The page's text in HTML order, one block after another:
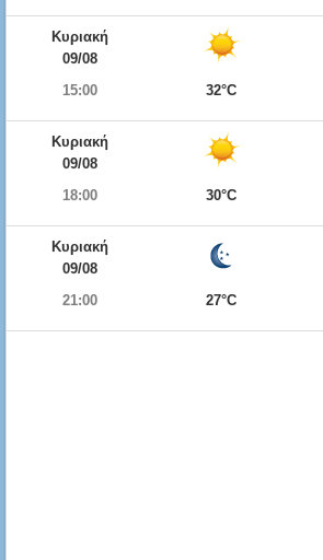
Κυριακή
09/08
15:00
32°C
Κυριακή
09/08
18:00
30°C
Κυριακή
09/08
21:00
27°C